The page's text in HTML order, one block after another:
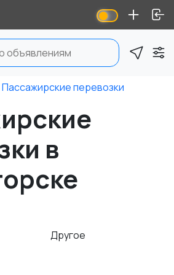
Пассажирские перевозки
в
Другое